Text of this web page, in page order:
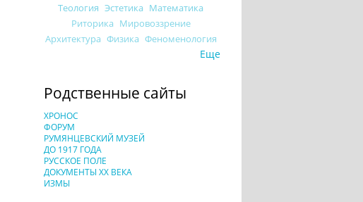
Теология Эстетика Математика
Риторика Мировоззрение
Архитектура Физика Феноменология
Еще
Родственные сайты
ХРОНОС
ФОРУМ
РУМЯНЦЕВСКИЙ МУЗЕЙ
ДО 1917 ГОДА
РУССКОЕ ПОЛЕ
ДОКУМЕНТЫ XX ВЕКА
ИЗМЫ